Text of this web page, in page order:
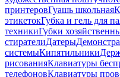
принтеровГуашь школьная
этикетокГубка и гель для
техникиГубки
стирателиДатеры
системыКипятильники
рисованияКлавиатуры
телефоновКлавиатуры